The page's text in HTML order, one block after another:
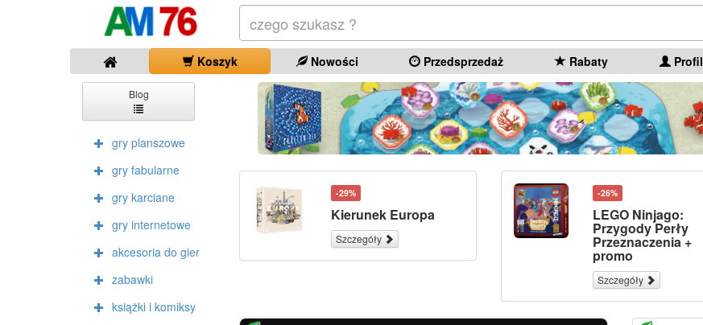
Koszyk Nowości Przedsprzedaż Rabaty Profil
Blog
gry planszowe
gry fabularne
gry karciane
gry internetowe
akcesoria do gier
zabawki
książki i komiksy
-29%
Kierunek Europa
Szczegóły
-26%
LEGO Ninjago:
Przygody Perły
Przeznaczenia +
promo
Szczegóły